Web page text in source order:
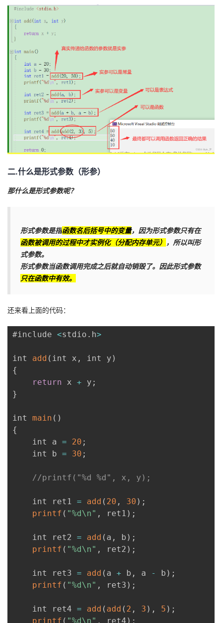
藏
二.什么是形式参数（形参）
那什么是形式参数呢？
形式参数是指函数名后括号中的变量，因为形式参数只有在
函数被调用的过程中才实例化（分配内存单元） ，所以叫形
式参数。
形式参数当函数调用完成之后就自动销毁了。因此形式参数
只在函数中有效。
还来看上面的代码：
#include <stdio . h>
int add ( int x , int y )
{
return x + y ;
}
int main ( )
{
    int a
= 20 ;
    int b
= 30 ;
//printf("%d %d", x, y);
    int ret1
= add ( 20 , 30 ) ;
printf ( "%d\n" , ret1 ) ;
    int ret2
= add ( a , b ) ;
printf ( "%d\n" , ret2 ) ;
    int ret3
= add ( a + b , a - b ) ;
printf ( "%d\n" , ret3 ) ;
    int ret4
= add ( add ( 2 , 3 ) , 5 ) ;
printf ( "%d\n" , ret4 ) ;